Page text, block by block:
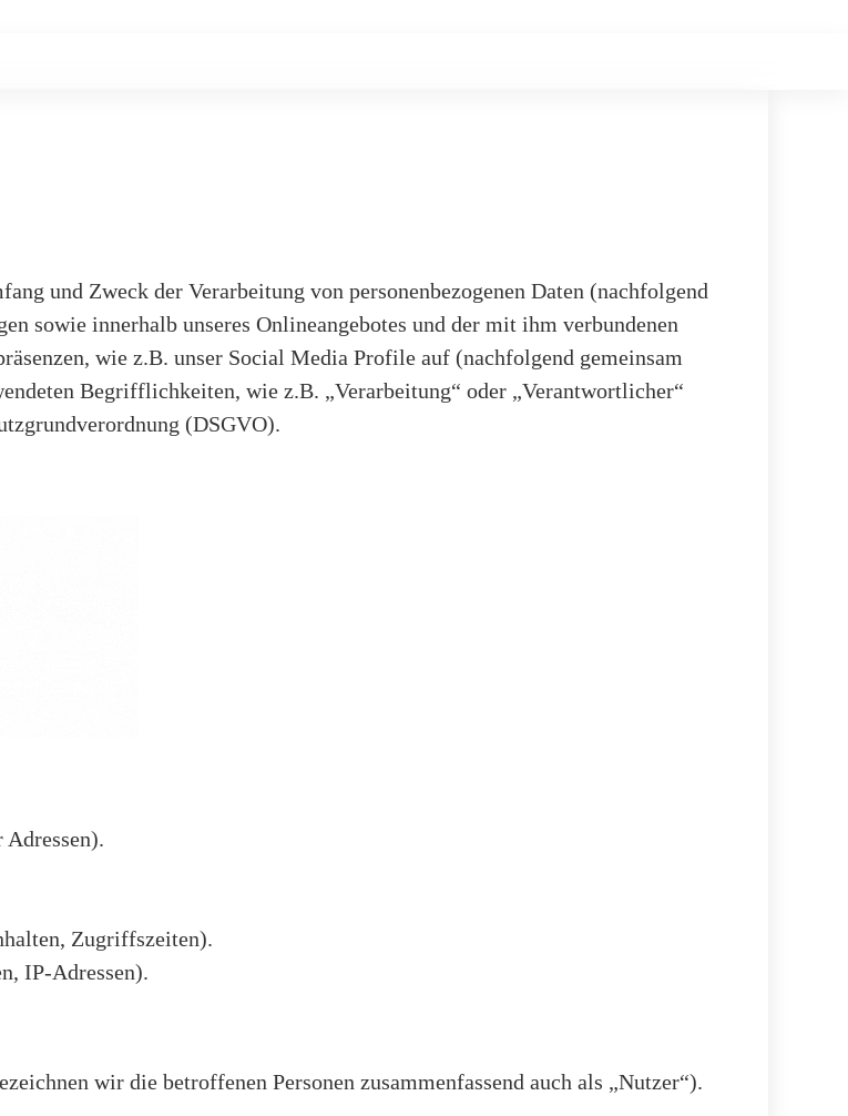
und Zweck der Verarbeitung von personenbezogenen Daten (nachfolgend
sowie innerhalb unseres Onlineangebotes und der mit ihm verbundenen
wie z.B. unser Social Media Profile auf (nachfolgend gemeinsam
Begrifflichkeiten, wie z.B. „Verarbeitung“ oder „Verantwortlicher“
(DSGVO).
Adressen).
Zugriffszeiten).
IP-Adressen).
wir die betroffenen Personen zusammenfassend auch als „Nutzer“).